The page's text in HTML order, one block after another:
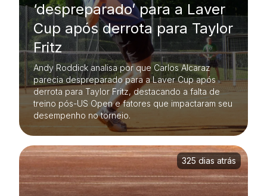
‘despreparado’ para a Laver
Cup após derrota para Taylor
Fritz
Andy Roddick analisa por que Carlos Alcaraz
parecia despreparado para a Laver Cup após
derrota para Taylor Fritz, destacando a falta de
treino pós-US Open e fatores que impactaram seu
desempenho no torneio.
325 dias atrás